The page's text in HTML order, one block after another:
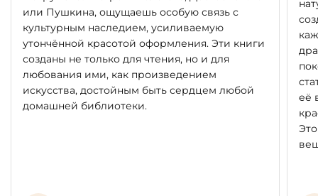
или Пушкина, ощущаешь особую связь с
культурным наследием, усиливаемую
утончённой красотой оформления. Эти книги
созданы не только для чтения, но и для
любования ими, как произведением
искусства, достойным быть сердцем любой
домашней библиотеки.
её